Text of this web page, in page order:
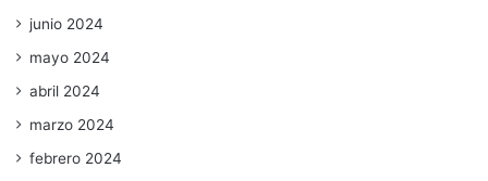
junio 2024
mayo 2024
abril 2024
marzo 2024
febrero 2024